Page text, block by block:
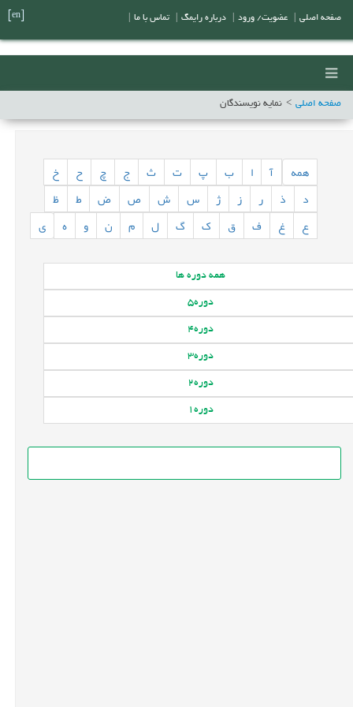
صفحه اصلی نمایه نویسندگان
همه ب پ ت ث ج چ ح
خ
د
ذ ر ز ژ س ش ص ض ط
ظ
ع
غ ف ق ک گ ل م ن و ه ی
همه دوره ها
دوره5
دوره4
دوره3
دوره2
دوره1
صفحه اصلی عضویت/ ورود درباره رایمگ تماس با ما